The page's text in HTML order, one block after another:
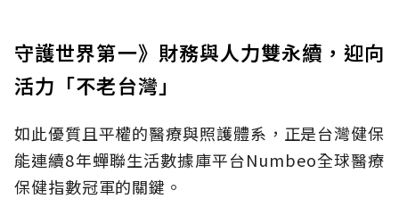
守護世界第一》財務與人力雙永續，迎向
活力「不老台灣」
如此優質且平權的醫療與照護體系，正是台灣健保
能連續8年蟬聯生活數據庫平台Numbeo全球醫療
保健指數冠軍的關鍵。